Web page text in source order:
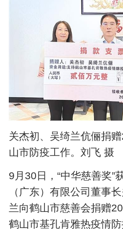
关杰初、吴绮兰伉俪捐
山市防疫工作。刘飞 摄
9月30日，“中华慈善奖”
（广东）有限公司董事
兰向鹤山市慈善会捐赠
鹤山市基孔肯雅热疫情防